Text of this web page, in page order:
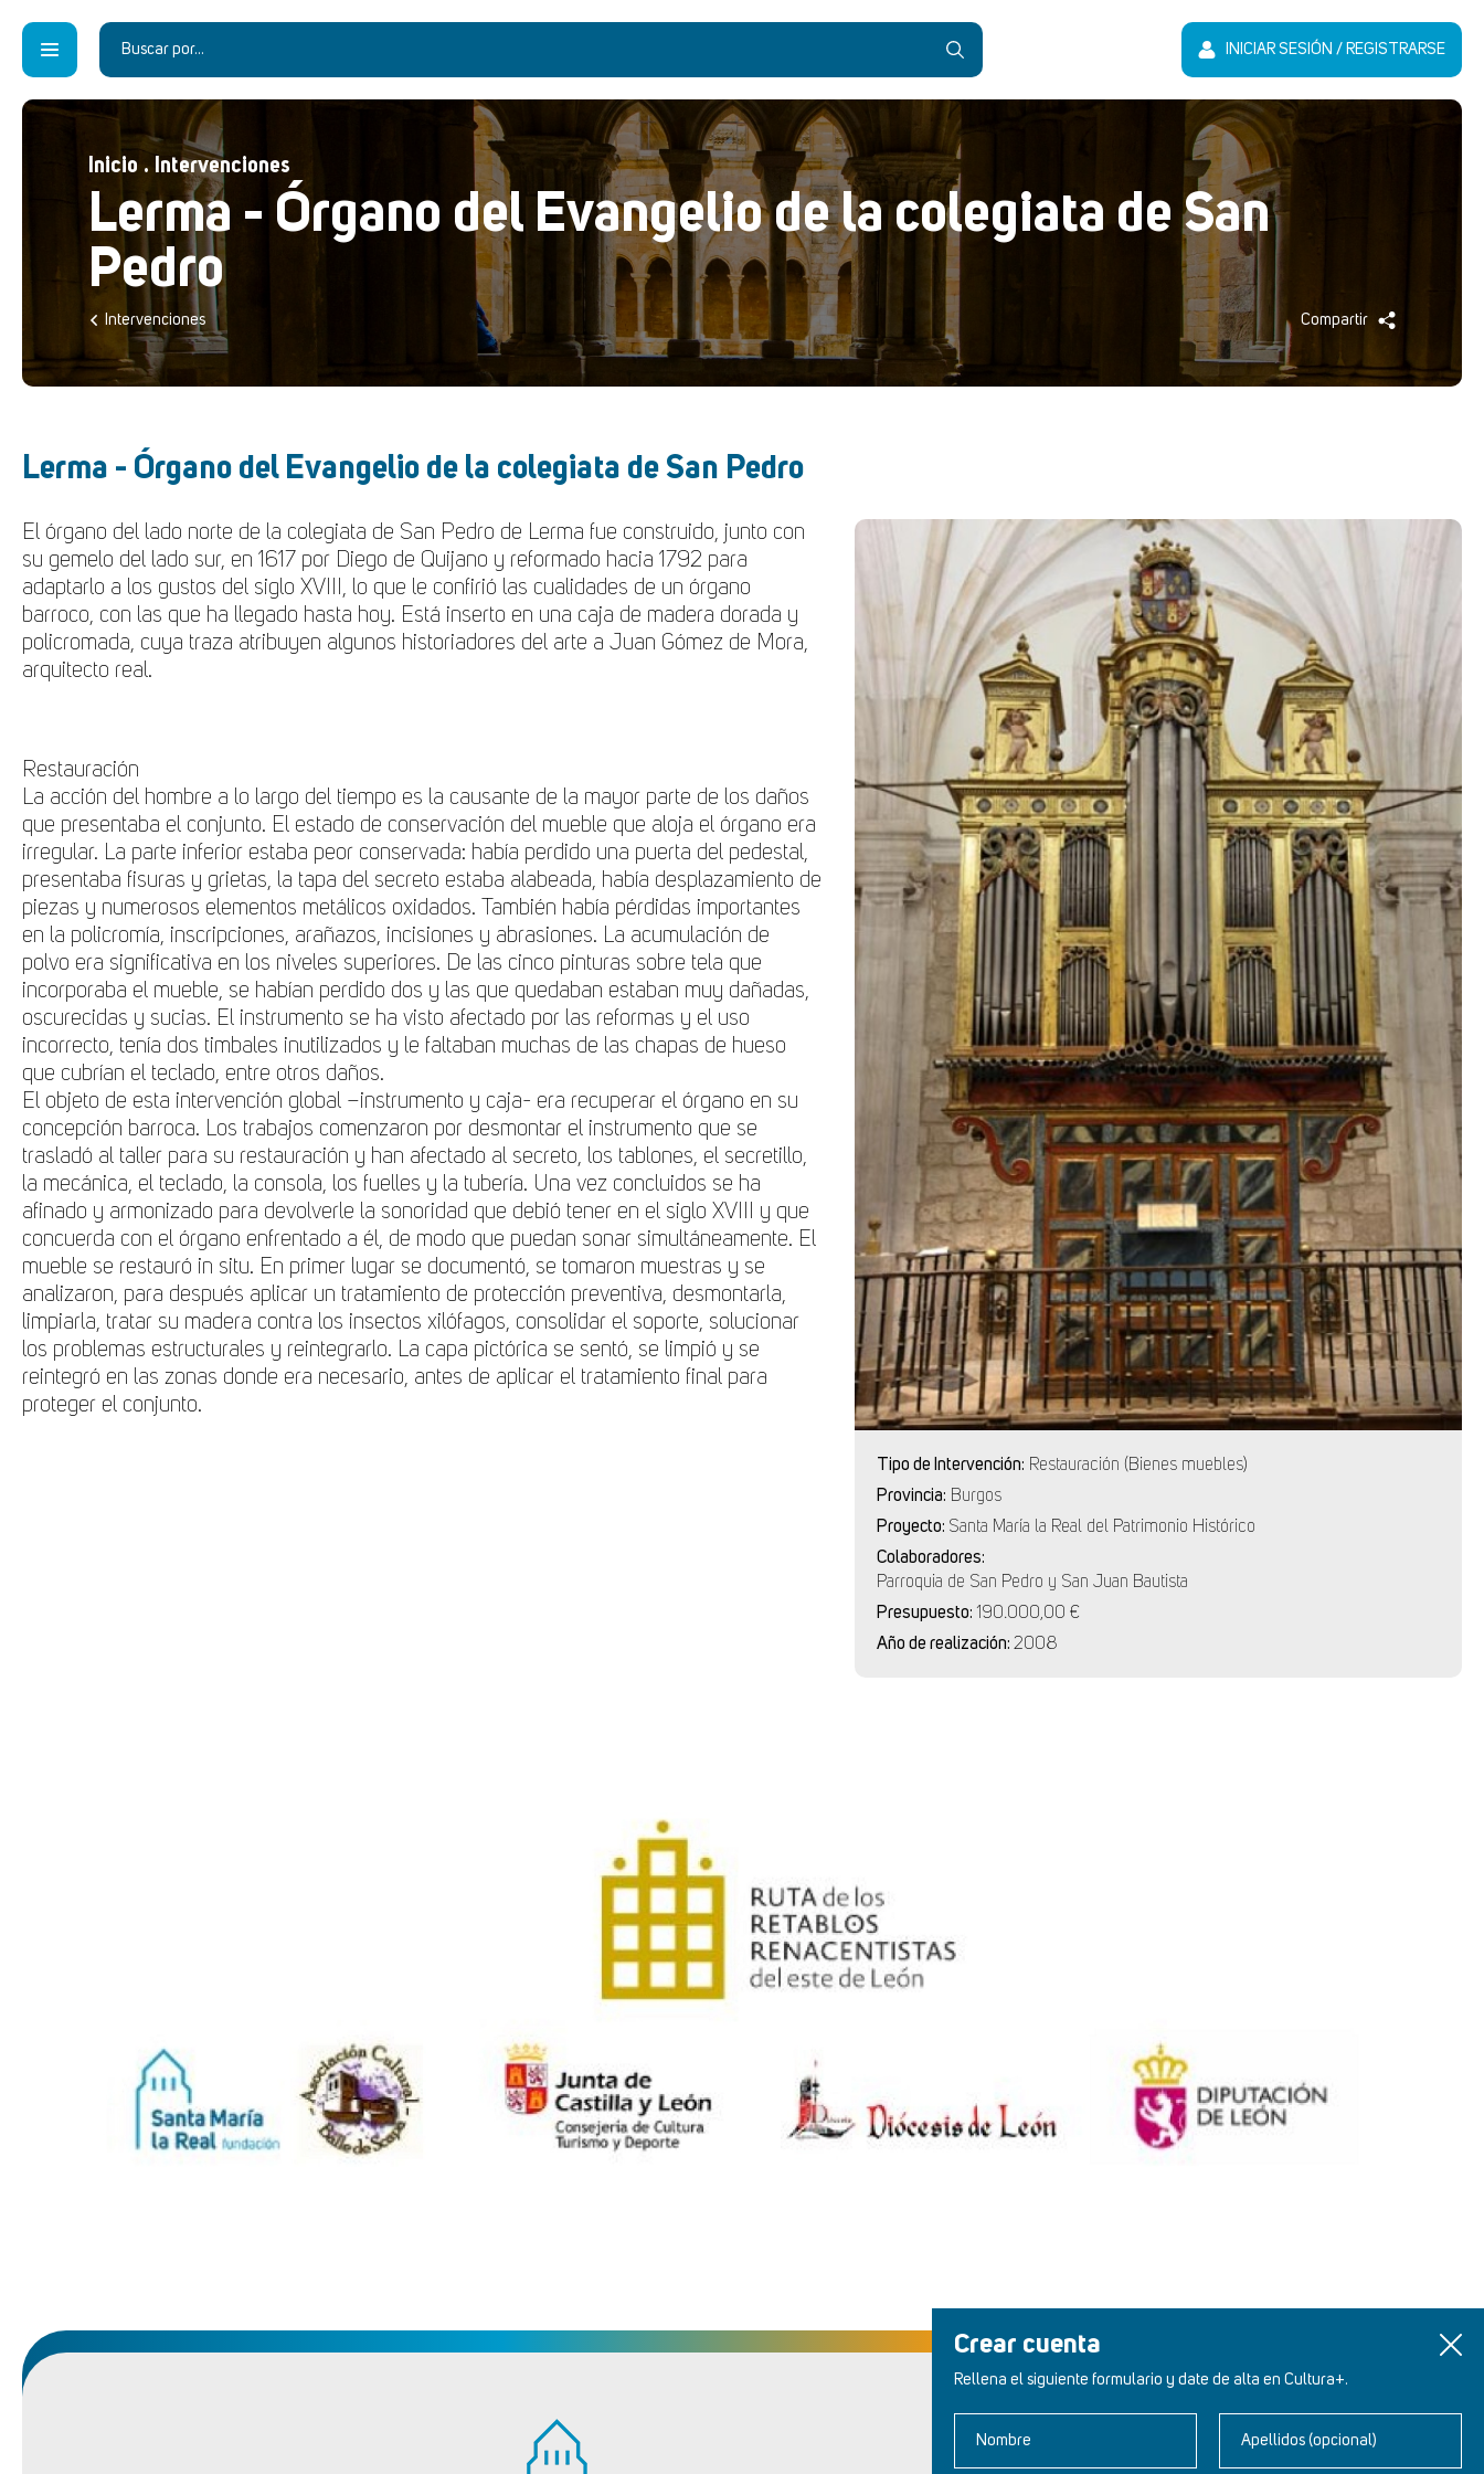
Crear cuenta
Rellena el siguiente formulario y date de alta en Cultura+.
Nombre Apellidos (opcional)
INICIAR SESIÓN / REGISTRARSE
Inicio . Intervenciones
Lerma - Órgano del Evangelio de la colegiata de San
Pedro
Intervenciones Compartir
Lerma - Órgano del Evangelio de la colegiata de San Pedro
Tipo de Intervención: Restauración (Bienes muebles)
Provincia: Burgos
Proyecto: Santa María la Real del Patrimonio Histórico
Colaboradores:
Parroquia de San Pedro y San Juan Bautista
Presupuesto: 190.000,00 €
Año de realización: 2008
El órgano del lado norte de la colegiata de San Pedro de Lerma fue construido, junto con
su gemelo del lado sur, en 1617 por Diego de Quijano y reformado hacia 1792 para
adaptarlo a los gustos del siglo XVIII, lo que le confirió las cualidades de un órgano
barroco, con las que ha llegado hasta hoy. Está inserto en una caja de madera dorada y
policromada, cuya traza atribuyen algunos historiadores del arte a Juan Gómez de Mora,
arquitecto real.
Restauración
La acción del hombre a lo largo del tiempo es la causante de la mayor parte de los daños
que presentaba el conjunto. El estado de conservación del mueble que aloja el órgano era
irregular. La parte inferior estaba peor conservada: había perdido una puerta del pedestal,
presentaba fisuras y grietas, la tapa del secreto estaba alabeada, había desplazamiento de
piezas y numerosos elementos metálicos oxidados. También había pérdidas importantes
en la policromía, inscripciones, arañazos, incisiones y abrasiones. La acumulación de
polvo era significativa en los niveles superiores. De las cinco pinturas sobre tela que
incorporaba el mueble, se habían perdido dos y las que quedaban estaban muy dañadas,
oscurecidas y sucias. El instrumento se ha visto afectado por las reformas y el uso
incorrecto, tenía dos timbales inutilizados y le faltaban muchas de las chapas de hueso
que cubrían el teclado, entre otros daños.
El objeto de esta intervención global –instrumento y caja- era recuperar el órgano en su
concepción barroca. Los trabajos comenzaron por desmontar el instrumento que se
trasladó al taller para su restauración y han afectado al secreto, los tablones, el secretillo,
la mecánica, el teclado, la consola, los fuelles y la tubería. Una vez concluidos se ha
afinado y armonizado para devolverle la sonoridad que debió tener en el siglo XVIII y que
concuerda con el órgano enfrentado a él, de modo que puedan sonar simultáneamente. El
mueble se restauró in situ. En primer lugar se documentó, se tomaron muestras y se
analizaron, para después aplicar un tratamiento de protección preventiva, desmontarla,
limpiarla, tratar su madera contra los insectos xilófagos, consolidar el soporte, solucionar
los problemas estructurales y reintegrarlo. La capa pictórica se sentó, se limpió y se
reintegró en las zonas donde era necesario, antes de aplicar el tratamiento final para
proteger el conjunto.